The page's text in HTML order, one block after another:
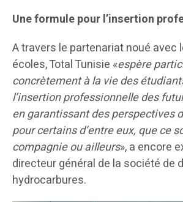
Une formule pour l’insertion
A travers le partenariat noué avec
écoles, Total Tunisie «espère
concrètement à la vie des
l’insertion professionnelle des
en garantissant des perspectives
pour certains d’entre eux, que ce
compagnie ou ailleurs», a encore
directeur général de la société de
hydrocarbures.